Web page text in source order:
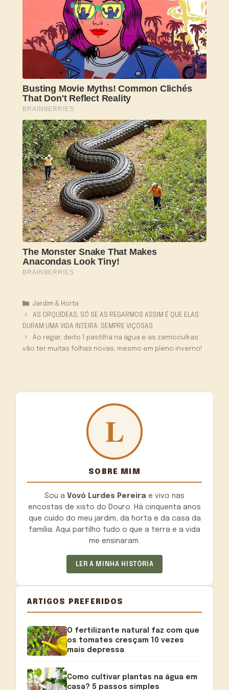
Categorias
Jardim & Horta
AS ORQUÍDEAS, SÓ SE AS REGARMOS ASSIM É QUE ELAS
DURAM UMA VIDA INTEIRA: SEMPRE VIÇOSAS
Ao regar, deito 1 pastilha na água e as zamioculkas
vão ter muitas folhas novas, mesmo em pleno inverno!
SOBRE MIM
Sou a Vovó Lurdes Pereira e vivo nas
encostas de xisto do Douro. Há cinquenta anos
que cuido do meu jardim, da horta e da casa da
família. Aqui partilho tudo o que a terra e a vida
me ensinaram.
LER A MINHA HISTÓRIA
ARTIGOS PREFERIDOS
O fertilizante natural faz com que
os tomates cresçam 10 vezes
mais depressa
Como cultivar plantas na água em
casa? 5 passos simples